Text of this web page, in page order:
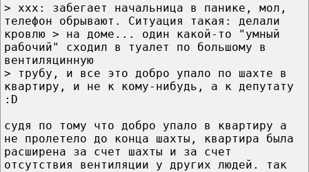
> ххх: забегает начальница в панике, мол,
телефон обрывают. Ситуация такая: делали
кровлю > на доме... один какой-то "умный
рабочий" сходил в туалет по большому в
вентиляцинную
> трубу, и все это добро упало по шахте в
квартиру, и не к кому-нибудь, а к депутату
:D
cудя по тому что добро упало в квартиру а
не пролетело до конца шахты, квартира была
расширена за счет шахты и за счет
отсутствия вентиляции у других людей. так